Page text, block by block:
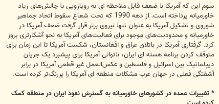
سوم این که آمریکا با ضعف قابل ملاحظه ای به رویارویی با چالش‌های زیاد
خاورمیانه پرداخته است. از دهه 1990 که تحت شعاع سقوط اتحاد جماهیر
شوروی و تشکیل آمریکا به عنوان تنها نیروی برتر قرار گرفت ضعف آمریکا در
خاورمیانه و محدودیت‌های موجود برای فعالیت‌های آمریکا به نحو آشکارتری بروز
کرد. گرفتاری آمریکا در باتلاق عراق و افغانستان، شکست آمریکا تا این زمان برای
متوقف کردن برنامه هسته ای ایران، ناتوانی آمریکا برای پیشبرد یک جریان
دیپلماتیک بین اسرائیل و فلسطین و عکس‌العمل غیر قطعی آمریکا در برابر
آشفتگی فعلی در جهان عرب مشکلات منطقه ای آمریکا را پررنگ‌تر کرده است.
* تغییرات عمده در کشورهای خاورمیانه به گسترش نفوذ ایران در منطقه کمک